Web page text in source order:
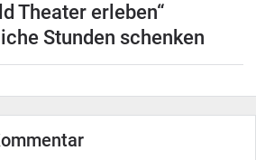
Theater erleben“
Stunden schenken